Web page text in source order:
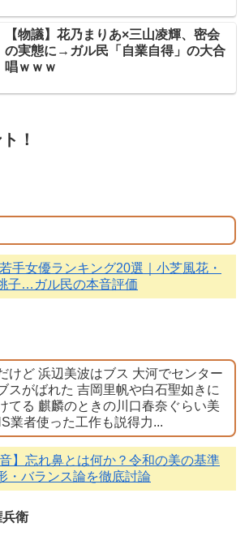
【物議】花乃まりあ×三山凌輝、密会
の実態に→ガル民「自業自得」の大合
唱ｗｗｗ
！
手女優ランキング20選｜小芝風花・
子…ガル民の本音評価
けど 浜辺美波はブス 大河でセンター
スがばれた 吉岡里帆や白石聖如きに
てる 麒麟のときの川口春奈ぐらい美
業者使った工作も説得力...
音】忘れ鼻とは何か？令和の美の基準
・バランス論を徹底討論
衛